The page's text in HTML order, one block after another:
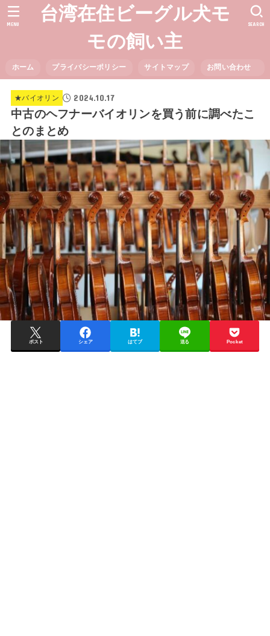
台湾在住ビーグル犬モ
モの飼い主
ホーム プライバシーポリシー サイトマップ お問い合わせ
SEARCH
MENU
★バイオリン 2024.10.17
中古のヘフナーバイオリンを買う前に調べたこ
とのまとめ
ポスト シェア はてブ 送る Pocket